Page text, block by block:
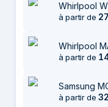
22 juillet 2026
28 juillet 2026
31 juillet 2026
Whirlpool
à partir de
Whirlpool
à partir de
Samsung
à partir de